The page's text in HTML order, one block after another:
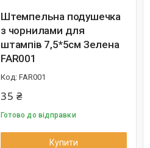
Штемпельна подушечка
з чорнилами для
штампів 7,5*5см Зелена
FAR001
FAR001
35 ₴
Готово до відправки
Купити